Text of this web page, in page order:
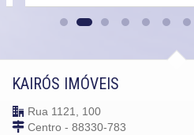
KAIRÓS IMÓVEIS
Rua 1121, 100
Centro - 88330-783